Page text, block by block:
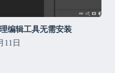
编辑工具无需安装
11日